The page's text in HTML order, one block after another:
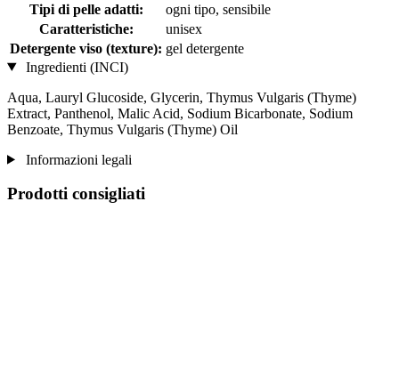
Tipi di pelle adatti:
ogni tipo, sensibile
Caratteristiche:
unisex
Detergente viso (texture): gel detergente
Ingredienti (INCI)
Aqua, Lauryl Glucoside, Glycerin, Thymus Vulgaris (Thyme)
Extract, Panthenol, Malic Acid, Sodium Bicarbonate, Sodium
Benzoate, Thymus Vulgaris (Thyme) Oil
Informazioni legali
Prodotti consigliati